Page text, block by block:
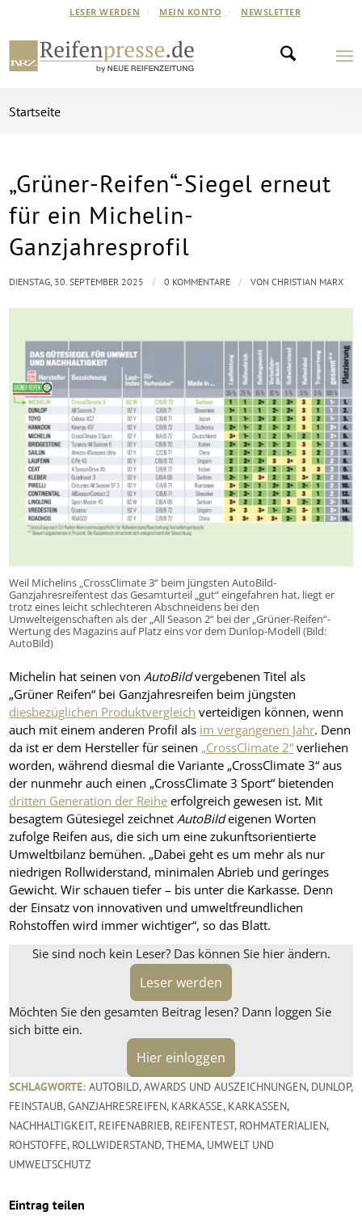
LESER WERDEN MEIN KONTO NEWSLETTER
Startseite
„Grüner-Reifen“-Siegel erneut
für ein Michelin-
Ganzjahresprofil
Weil Michelins „CrossClimate 3“ beim jüngsten AutoBild-
Ganzjahresreifentest das Gesamturteil „gut“ eingefahren hat, liegt er
trotz eines leicht schlechteren Abschneidens bei den
Umwelteigenschaften als der „All Season 2“ bei der „Grüner-Reifen“-
Wertung des Magazins auf Platz eins vor dem Dunlop-Modell (Bild:
AutoBild)
Michelin hat seinen vonAutoBildvergebenen Titel als
„Grüner Reifen“ bei Ganzjahresreifen beim jüngsten
diesbezüglichen Produktvergleich verteidigen können, wenn
auch mit einem anderen Profil als im vergangenen Jahr. Denn
da ist er dem Hersteller für seinen „CrossClimate 2“ verliehen
worden, während diesmal die Variante „CrossClimate 3“ aus
der nunmehr auch einen „CrossClimate 3 Sport“ bietenden
dritten Generation der Reihe erfolgreich gewesen ist. Mit
besagtem Gütesiegel zeichnetAutoBildeigenen Worten
zufolge Reifen aus, die sich um eine zukunftsorientierte
Umweltbilanz bemühen. „Dabei geht es um mehr als nur
niedrigen Rollwiderstand, minimalen Abrieb und geringes
Gewicht. Wir schauen tiefer – bis unter die Karkasse. Denn
der Einsatz von innovativen und umweltfreundlichen
Rohstoffen wird immer wichtiger“, so das Blatt.
Sie sind noch kein Leser? Das können Sie hier ändern.
Leser werden
Möchten Sie den gesamten Beitrag lesen? Dann loggen Sie
sich bitte ein.
Hier einloggen
DIENSTAG, 30. SEPTEMBER 2025 / 0 KOMMENTARE / VONCHRISTIAN MARX
SCHLAGWORTE: AUTOBILD,AWARDS UND AUSZEICHNUNGEN, DUNLOP,
FEINSTAUB,GANZJAHRESREIFEN, KARKASSE, KARKASSEN,
NACHHALTIGKEIT, REIFENABRIEB, REIFENTEST, ROHMATERIALIEN,
ROHSTOFFE, ROLLWIDERSTAND,THEMA, UMWELT UND
UMWELTSCHUTZ
Eintrag teilen